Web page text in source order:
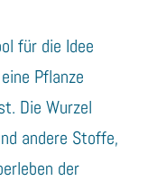
für die Idee
Pflanze
Die Wurzel
andere Stoffe,
der